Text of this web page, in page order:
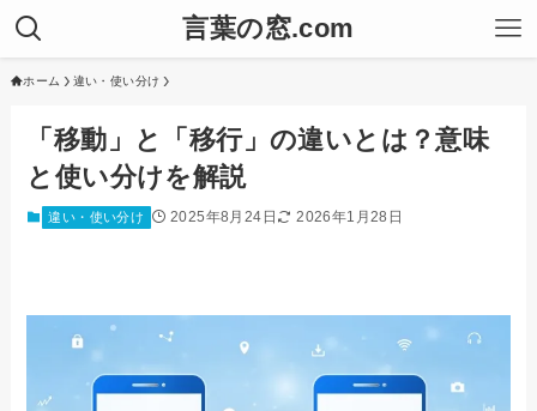
言葉の窓.com
ホーム 違い・使い分け
「移動」と「移行」の違いとは？意味
と使い分けを解説
違い・使い分け 2025年8月24日 2026年1月28日